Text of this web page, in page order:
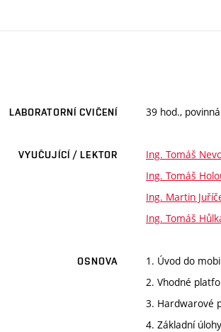
LABORATORNÍ CVIČENÍ 39 hod., povinná
VYUČUJÍCÍ / LEKTOR
Ing. Tomáš
Ing. Tomáš
Ing. Martin
Ing. Tomáš
OSNOVA
1. Úvod do
2. Vhodné
3. Hardwarové
4. Základní